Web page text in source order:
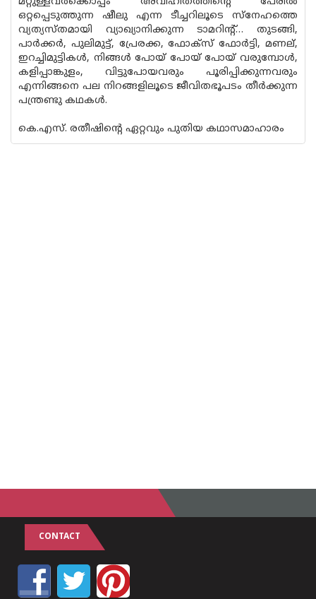
ഒറ്റപ്പെടുത്തുന്ന ഷീലു എന്ന ടീച്ചറിലൂടെ സ്‌നേഹത്തെ
വ്യത്യസ്തമായി വ്യാഖ്യാനിക്കുന്ന ടാമറിന്റ്… തുടങ്ങി,
പാര്‍ക്കര്‍, പുലിമുട്ട്, പ്രേരക്ക, ഫോക്‌സ് ഫോര്‍ട്ടി, മണല്,
ഇറച്ചിമുട്ടികള്‍, നിങ്ങള്‍ പോയ് പോയ് പോയ് വരുമ്പോള്‍,
കളിപ്പാങ്കുളം, വിട്ടുപോയവരും പൂരിപ്പിക്കുന്നവരും
എന്നിങ്ങനെ പല നിറങ്ങളിലൂടെ ജീവിതഭൂപടം തീര്‍ക്കുന്ന
പന്ത്രണ്ടു കഥകള്‍.
കെ.എസ്. രതീഷിന്റെ ഏറ്റവും പുതിയ കഥാസമാഹാരം
CONTACT